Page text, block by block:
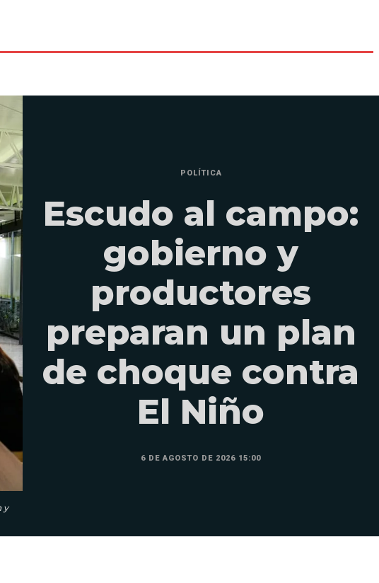
y
POLÍTICA
Escudo al campo:
gobierno y
productores
preparan un plan
de choque contra
El Niño
6 DE AGOSTO DE 2026 15:00